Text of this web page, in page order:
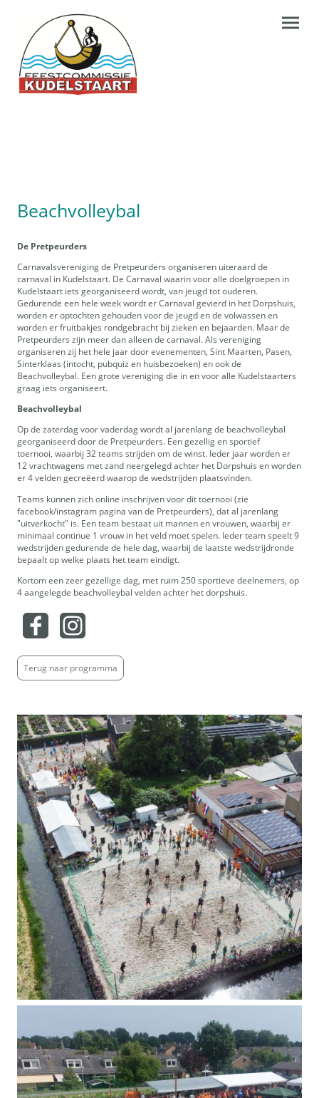
Beachvolleybal
De Pretpeurders
Carnavalsvereniging de Pretpeurders organiseren uiteraard de
carnaval in Kudelstaart. De Carnaval waarin voor alle doelgroepen in
Kudelstaart iets georganiseerd wordt, van jeugd tot ouderen.
Gedurende een hele week wordt er Carnaval gevierd in het Dorpshuis,
worden er optochten gehouden voor de jeugd en de volwassen en
worden er fruitbakjes rondgebracht bij zieken en bejaarden. Maar de
Pretpeurders zijn meer dan alleen de carnaval. Als vereniging
organiseren zij het hele jaar door evenementen, Sint Maarten, Pasen,
Sinterklaas (intocht, pubquiz en huisbezoeken) en ook de
Beachvolleybal. Een grote vereniging die in en voor alle Kudelstaarters
graag iets organiseert.
Beachvolleybal
Op de zaterdag voor vaderdag wordt al jarenlang de beachvolleybal
georganiseerd door de Pretpeurders. Een gezellig en sportief
toernooi, waarbij 32 teams strijden om de winst. Ieder jaar worden er
12 vrachtwagens met zand neergelegd achter het Dorpshuis en worden
er 4 velden gecreëerd waarop de wedstrijden plaatsvinden.
Teams kunnen zich online inschrijven voor dit toernooi (zie
facebook/instagram pagina van de Pretpeurders), dat al jarenlang
"uitverkocht" is. Een team bestaat uit mannen en vrouwen, waarbij er
minimaal continue 1 vrouw in het veld moet spelen. Ieder team speelt 9
wedstrijden gedurende de hele dag, waarbij de laatste wedstrijdronde
bepaalt op welke plaats het team eindigt.
Kortom een zeer gezellige dag, met ruim 250 sportieve deelnemers, op
4 aangelegde beachvolleybal velden achter het dorpshuis.
Terug naar programma